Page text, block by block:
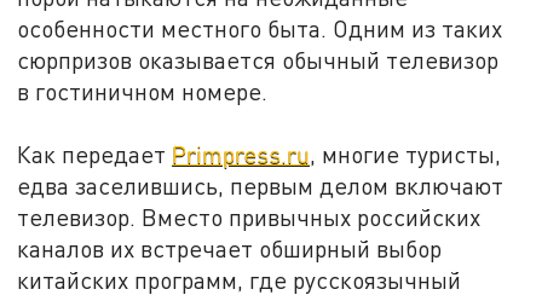
особенности местного быта. Одним из таких
сюрпризов оказывается обычный телевизор
в гостиничном номере.
Как передает Primpress.ru, многие туристы,
едва заселившись, первым делом включают
телевизор. Вместо привычных российских
каналов их встречает обширный выбор
китайских программ, где русскоязычный